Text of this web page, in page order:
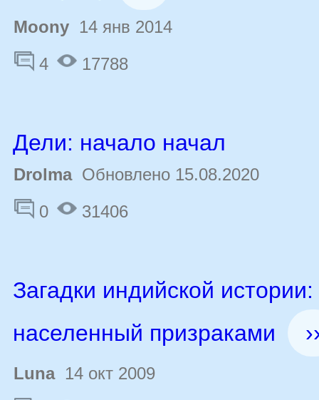
Moony 14 янв 2014
4
17788
Дели: начало начал
Drolma Обновлено 15.08.2020
0
31406
Загадки индийской истории:
населенный призраками
Luna14 окт 2009